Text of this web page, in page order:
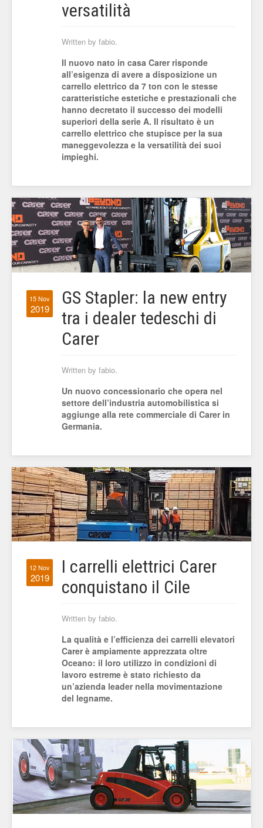
versatilità
Written by fabio.
Il nuovo nato in casa Carer risponde
all’esigenza di avere a disposizione un
carrello elettrico da 7 ton con le stesse
caratteristiche estetiche e prestazionali che
hanno decretato il successo dei modelli
superiori della serie A. Il risultato è un
carrello elettrico che stupisce per la sua
maneggevolezza e la versatilità dei suoi
impieghi.
15 Nov
2019
GS Stapler: la new entry
tra i dealer tedeschi di
Carer
Written by fabio.
Un nuovo concessionario che opera nel
settore dell’industria automobilistica si
aggiunge alla rete commerciale di Carer in
Germania.
12 Nov
2019
I carrelli elettrici Carer
conquistano il Cile
Written by fabio.
La qualità e l’efficienza dei carrelli elevatori
Carer è ampiamente apprezzata oltre
Oceano: il loro utilizzo in condizioni di
lavoro estreme è stato richiesto da
un’azienda leader nella movimentazione
del legname.